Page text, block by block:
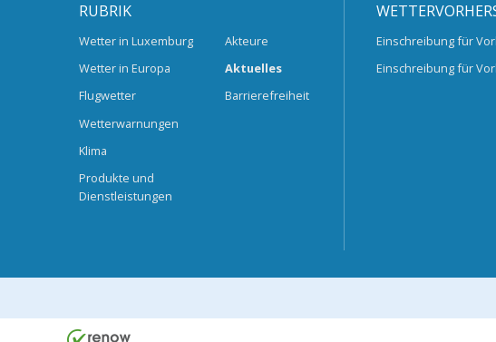
RUBRIK
Wetter in Luxemburg
Wetter in Europa
Flugwetter
Wetterwarnungen
Klima
Produkte und
Dienstleistungen
Akteure
Aktuelles
Barrierefreiheit
Einschreibung für
Einschreibung für